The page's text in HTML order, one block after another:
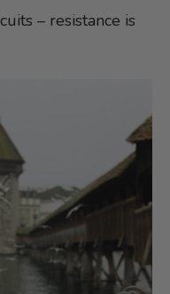
– resistance is